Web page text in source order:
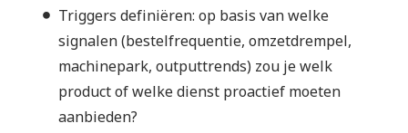
Triggers definiëren: op basis van welke
signalen (bestelfrequentie, omzetdrempel,
machinepark, outputtrends) zou je welk
product of welke dienst proactief moeten
aanbieden?